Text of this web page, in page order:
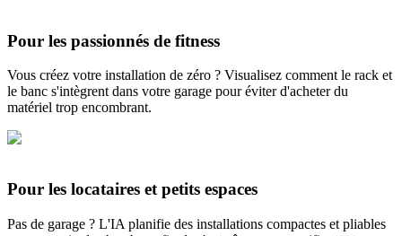
Pour les passionnés de fitness
Vous créez votre installation de zéro ? Visualisez comment le rack et
le banc s'intègrent dans votre garage pour éviter d'acheter du
matériel trop encombrant.
Pour les locataires et petits espaces
Pas de garage ? L'IA planifie des installations compactes et pliables